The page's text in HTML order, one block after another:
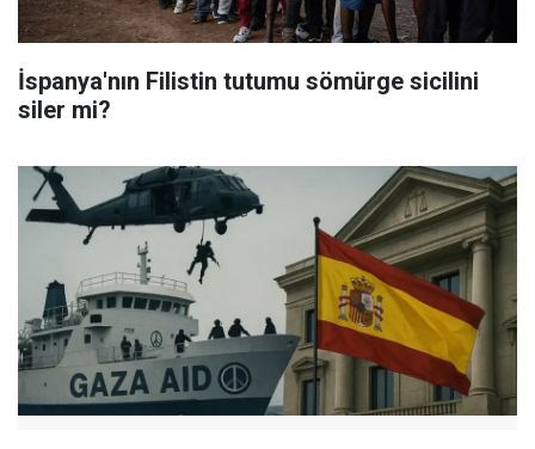
İspanya'nın Filistin tutumu sömürge sicilini
siler mi?